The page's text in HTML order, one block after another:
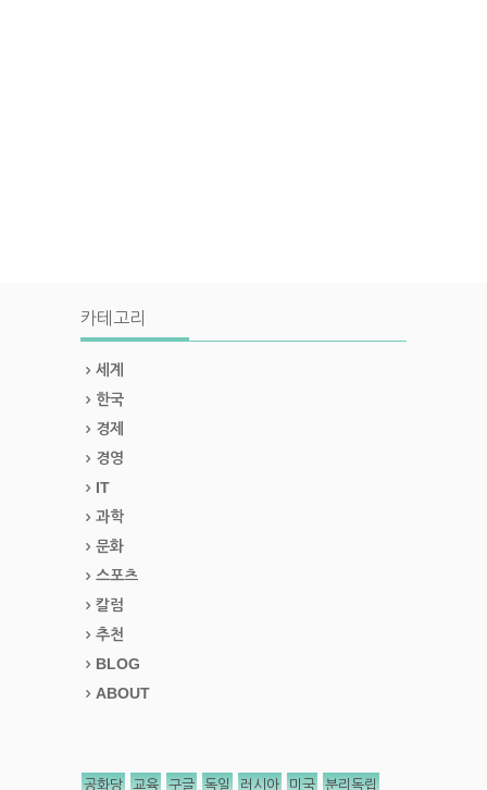
카테고리
세계
한국
경제
경영
IT
과학
문화
스포츠
칼럼
추천
BLOG
ABOUT
공화당 교육 구글 독일 러시아 미국 분리독립